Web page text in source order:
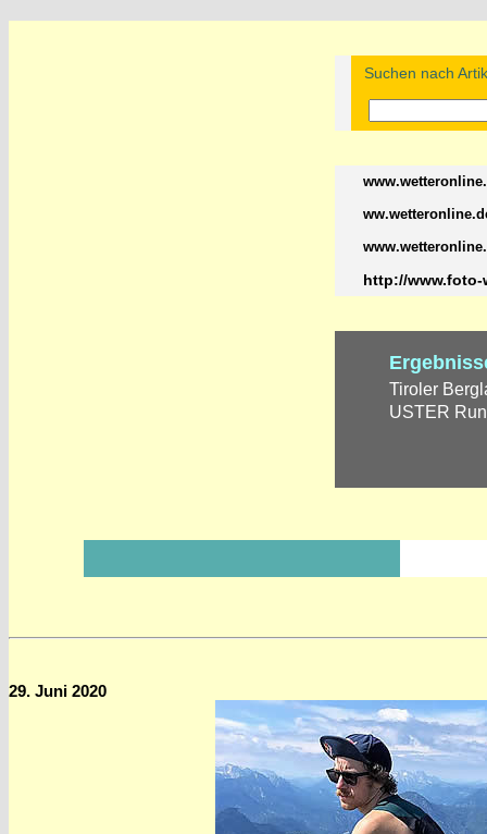
Suchen nach
http://www.foto-
Tiroler
USTER
29. Juni 2020